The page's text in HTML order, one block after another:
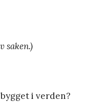
saken.)
i verden?